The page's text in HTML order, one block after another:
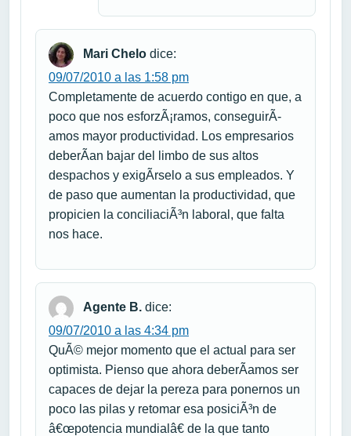
Mari Chelo dice:
09/07/2010 a las 1:58 pm
Completamente de acuerdo contigo en que, a
poco que nos esforzÃ¡ramos, conseguirÃ­
amos mayor productividad. Los empresarios
deberÃ­an bajar del limbo de sus altos
despachos y exigÃ­rselo a sus empleados. Y
de paso que aumentan la productividad, que
propicien la conciliaciÃ³n laboral, que falta
nos hace.
Agente B. dice:
09/07/2010 a las 4:34 pm
QuÃ© mejor momento que el actual para ser
optimista. Pienso que ahora deberÃ­amos ser
capaces de dejar la pereza para ponernos un
poco las pilas y retomar esa posiciÃ³n de
â€œpotencia mundialâ€ de la que tanto